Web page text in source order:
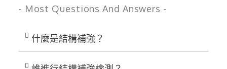
- Most Questions And Answers -
什麼是結構補強？